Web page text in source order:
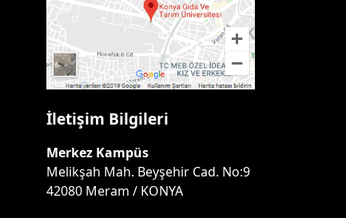
İletişim Bilgileri
Merkez Kampüs
Melikşah Mah. Beyşehir Cad. No:9
42080 Meram / KONYA